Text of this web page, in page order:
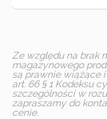
Ze względu na brak
magazynowego
są prawnie wiążące
art. 66 § 1 Kodeksu
szczególności w
zapraszamy do
cenie.